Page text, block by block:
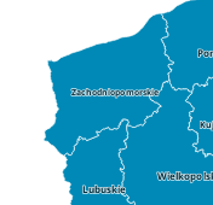
Lubuskie
Zachodniopomorskie